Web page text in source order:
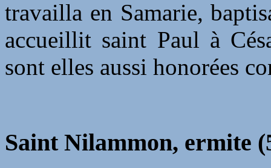
travailla en Samarie,
accueillit saint Paul à
sont elles aussi honorées
Saint Nilammon, ermite